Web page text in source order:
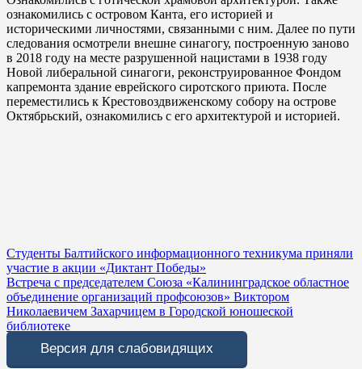
ознакомились с островом Канта, его историей и
историческими личностями, связанными с ним. Далее по пути
следования осмотрели внешне синагогу, построенную заново
в 2018 году на месте разрушенной нацистами в 1938 году
Новой либеральной синагоги, реконструированное Фондом
капремонта здание еврейского сиротского приюта. После
переместились к Крестовоздвиженскому собору на острове
Октябрьский, ознакомились с его архитектурой и историей.
Навигация
по
записям
Студенты Балтийского информационного техникума приняли
участие в акции «Диктант Победы»
Встреча с председателем Союза «Калининградское областное
объединение организаций профсоюзов» Виктором
Николаевичем Захарчицем в Городской юношеской
библиотеке
Версия для слабовидящих